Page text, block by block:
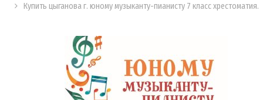
Купить цыганова г. юному музыканту-пианисту 7 класс хрестоматия.